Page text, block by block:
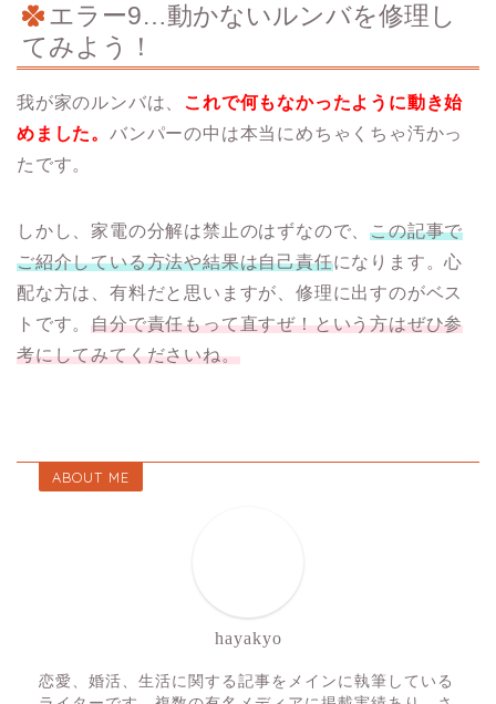
エラー9…動かないルンバを修理し
てみよう！
我が家のルンバは、 これで何もなかったように動き始
めました。 バンパーの中は本当にめちゃくちゃ汚かっ
たです。
しかし、家電の分解は禁止のはずなので、この記事で
ご紹介している方法や結果は自己責任になります。心
配な方は、有料だと思いますが、修理に出すのがベス
トです。自分で責任もって直すぜ！という方はぜひ参
考にしてみてくださいね。
ABOUT ME
hayakyo
恋愛、婚活、生活に関する記事をメインに執筆している